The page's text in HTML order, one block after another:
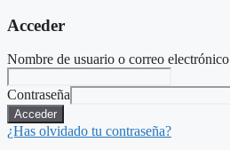
Acceder
Nombre de usuario o correo electrónico
Contraseña
Acceder
¿Has olvidado tu contraseña?